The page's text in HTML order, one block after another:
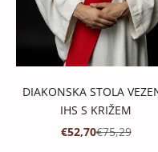
DIAKONSKA STOLA
IHS S KRIŽEM
PROMOTIVNA
€52,70REDOVNA
€75,29